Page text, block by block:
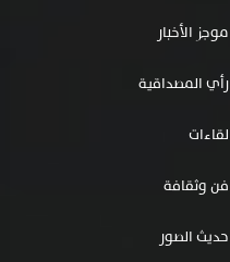
موجز الأخبار
رأي المصداقية
لقاءات
فن وثقافة
حديث الصور